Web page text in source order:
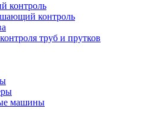
контроль
контроль
труб и прутков
машины